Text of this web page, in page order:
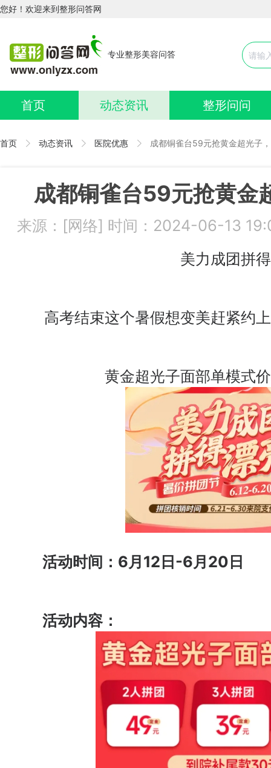
您好！欢迎来到整形问答网
专业整形美容问答
首页 动态资讯 整形问问
首页 动态资讯 医院优惠 成都铜雀台59元抢黄金超光子
成都铜雀台59元抢黄金
来源：[网络] 时间：2024-06-13
美力成团拼得
高考结束这个暑假想变美赶紧约上
黄金超光子面部单模式价
活动时间：6月12日-6月20日
活动内容：